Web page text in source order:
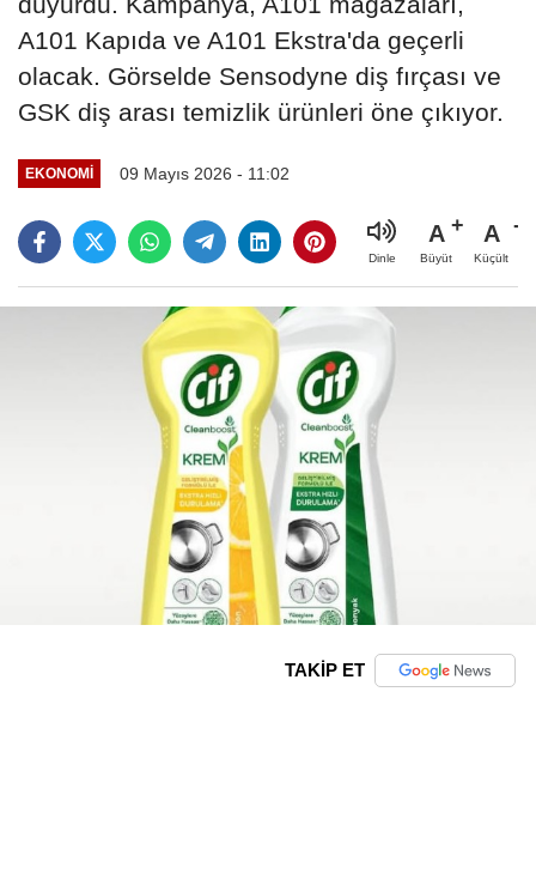
A101 Kapıda ve A101 Ekstra'da geçerli
olacak. Görselde Sensodyne diş fırçası ve
GSK diş arası temizlik ürünleri öne çıkıyor.
EKONOMI 09 Mayıs 2026 - 11:02
Dinle
A
Büyüt
A
Küçült
TAKİP ET